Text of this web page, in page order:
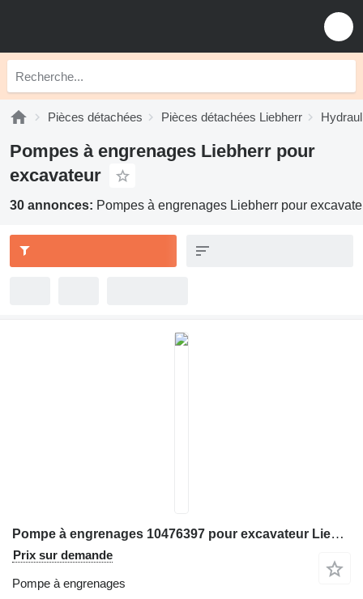
Pièces détachées Pièces détachées Liebherr
Pompes à engrenages Liebherr pour
excavateur
30 annonces: Pompes à engrenages Liebherr pour
Pompe à engrenages 10476397 pour excavateur Liebherr
Prix sur demande
Pompe à engrenages